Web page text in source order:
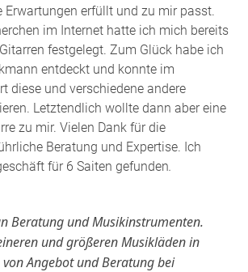
Erwartungen erfüllt und zu mir passt.
im Internet hatte ich mich bereits
festgelegt. Zum Glück habe ich
entdeckt und konnte im
diese und verschiedene andere
Letztendlich wollte dann aber eine
zu mir. Vielen Dank für die
Beratung und Expertise. Ich
für 6 Saiten gefunden
Beratung und Musikinstrumenten.
und größeren Musikläden in
Angebot und Beratung bei